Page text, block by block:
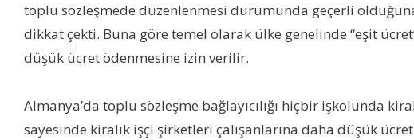
toplu sözleşmede düzenlenmesi durumunda geçerli
dikkat çekti. Buna göre temel olarak ülke genelinde “eşit
düşük ücret ödenmesine izin verilir.
Almanya’da toplu sözleşme bağlayıcılığı hiçbir işkolunda
sayesinde kiralık işçi şirketleri çalışanlarına daha düşük